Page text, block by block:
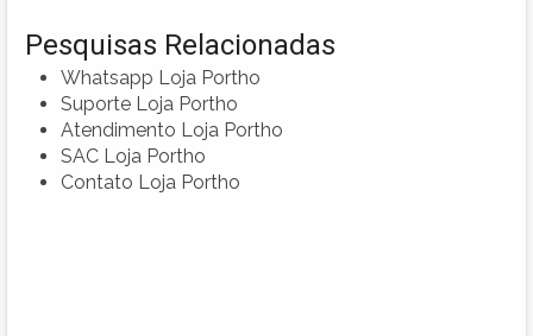
Pesquisas Relacionadas
Whatsapp Loja Portho
Suporte Loja Portho
Atendimento Loja Portho
SAC Loja Portho
Contato Loja Portho